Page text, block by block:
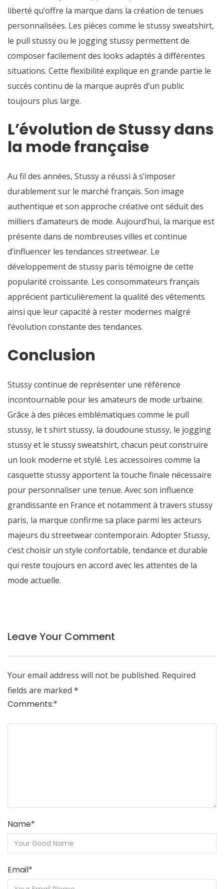
liberté qu’offre la marque dans la création de tenues
personnalisées. Les pièces comme le stussy sweatshirt,
le pull stussy ou le jogging stussy permettent de
composer facilement des looks adaptés à différentes
situations. Cette flexibilité explique en grande partie le
succès continu de la marque auprès d’un public
toujours plus large.
L’évolution de Stussy dans
la mode française
Au fil des années, Stussy a réussi à s’imposer
durablement sur le marché français. Son image
authentique et son approche créative ont séduit des
milliers d’amateurs de mode. Aujourd’hui, la marque est
présente dans de nombreuses villes et continue
d’influencer les tendances streetwear. Le
développement de stussy paris témoigne de cette
popularité croissante. Les consommateurs français
apprécient particulièrement la qualité des vêtements
ainsi que leur capacité à rester modernes malgré
l’évolution constante des tendances.
Conclusion
Stussy continue de représenter une référence
incontournable pour les amateurs de mode urbaine.
Grâce à des pièces emblématiques comme le pull
stussy, le t shirt stussy, la doudoune stussy, le jogging
stussy et le stussy sweatshirt, chacun peut construire
un look moderne et stylé. Les accessoires comme la
casquette stussy apportent la touche finale nécessaire
pour personnaliser une tenue. Avec son influence
grandissante en France et notamment à travers stussy
paris, la marque confirme sa place parmi les acteurs
majeurs du streetwear contemporain. Adopter Stussy,
c’est choisir un style confortable, tendance et durable
qui reste toujours en accord avec les attentes de la
mode actuelle.
Leave Your Comment
Your email address will not be published. Required
fields are marked *
Comments:*
Name*
Email*